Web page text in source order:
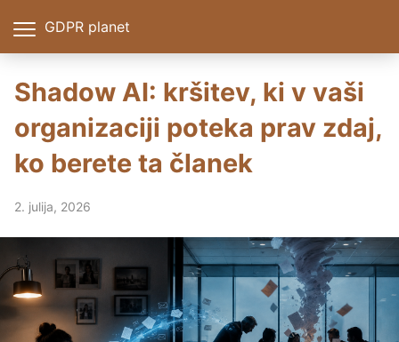
GDPR planet
Shadow AI: kršitev, ki v vaši
organizaciji poteka prav zdaj,
ko berete ta članek
2. julija, 2026